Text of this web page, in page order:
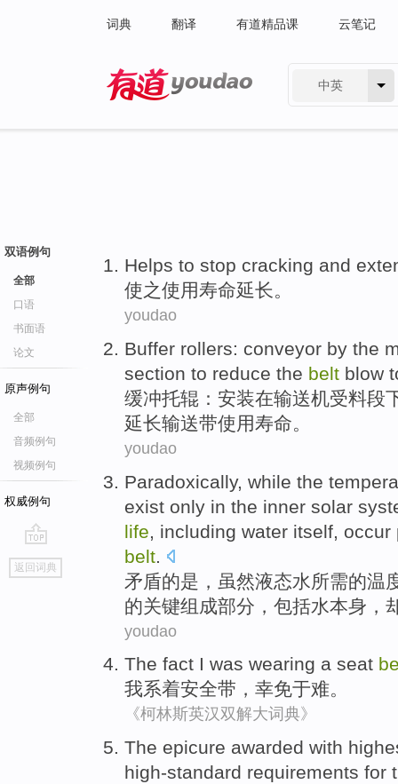
词典 翻译 有道精品课 云笔记
中英
双语例句
全部
口语
书面语
论文
原声例句
全部
音频例句
视频例句
权威例句
go
top
返回词典
Helps to stop cracking and
使之使用寿命延长。
youdao
Buffer rollers: conveyor by the
section to reduce the belt blow
缓冲托辊 ： 安装在输送机受料段
延长输送带使用寿命。
youdao
Paradoxically, while the
exist only in the inner solar
life
including water itself , occur
belt
矛盾的是， 虽然液态水所需的温
的关键组成部分， 包括水本身 ，
youdao
The fact I was wearing a seat
我系着安全带，幸免于难。
《柯林斯英汉双解大词典》
The epicure awarded with
high-standard requirements for